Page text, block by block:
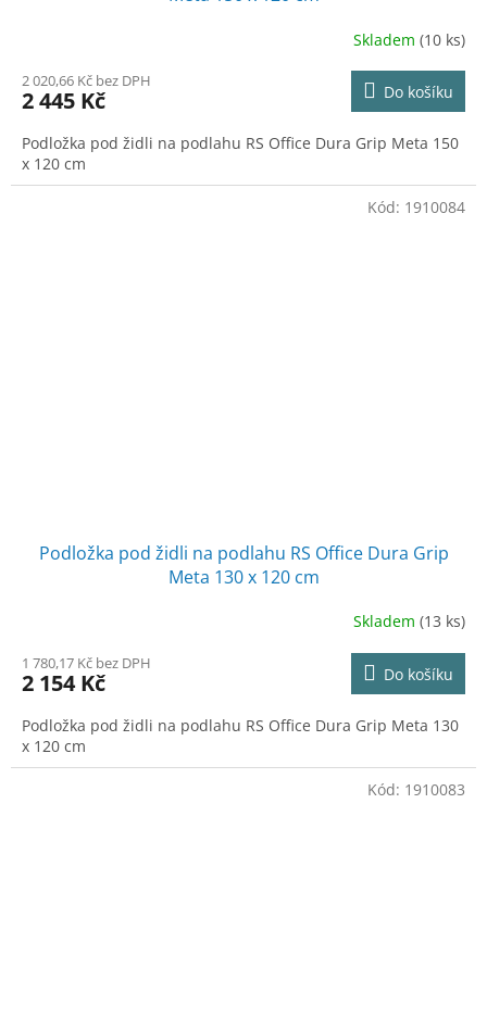
Skladem (10 ks)
2 020,66 Kč bez DPH
2 445 Kč Do košíku
Podložka pod židli na podlahu RS Office Dura Grip Meta 150
x 120 cm
Podložka pod židli na podlahu RS Office Dura Grip
Meta 130 x 120 cm
Skladem (13 ks)
1 780,17 Kč bez DPH
2 154 Kč Do košíku
Podložka pod židli na podlahu RS Office Dura Grip Meta 130
x 120 cm
Kód: 1910084
Kód: 1910083